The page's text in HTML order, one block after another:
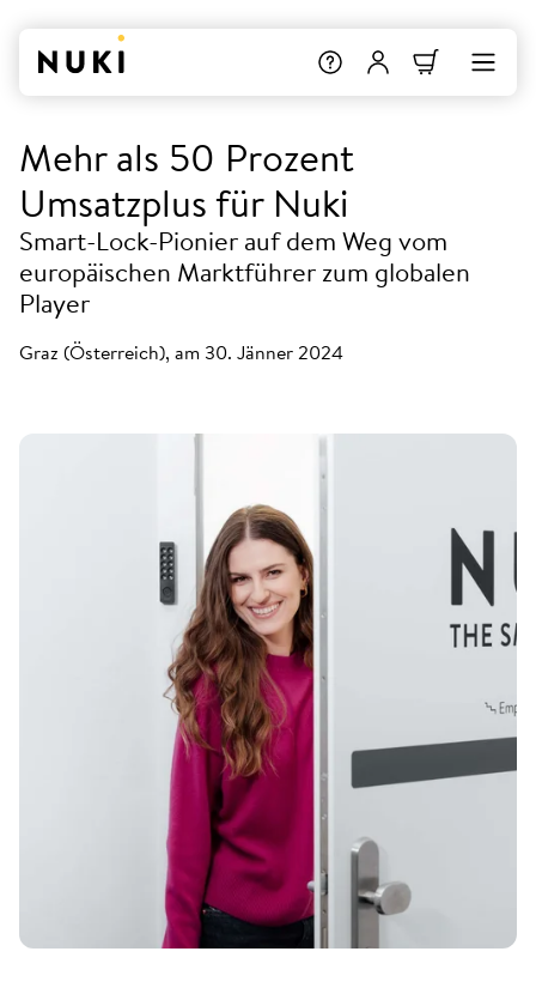
Mehr als 50 Prozent
Umsatzplus für Nuki
Smart-Lock-Pionier auf dem Weg vom
europäischen Marktführer zum globalen
Player
Graz (Österreich), am 30. Jänner 2024